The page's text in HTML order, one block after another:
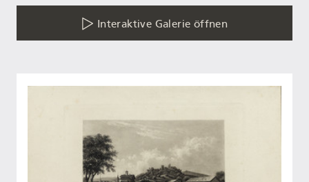
Interaktive Galerie öffnen